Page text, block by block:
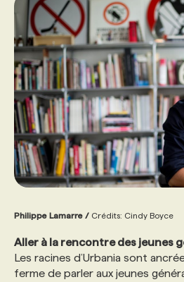
ANNONCEZ AVEC NOUS
Philippe Lamarre / Crédits: Cindy Boyce
Aller à la rencontre des jeunes
Les racines d’Urbania sont
ferme de parler aux jeunes